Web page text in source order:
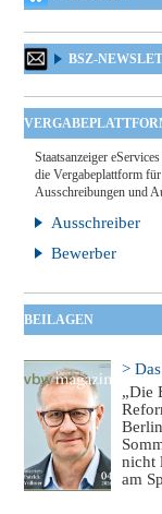
BSZ-
Staatsanzeiger eServices
die Vergabeplattform
Ausschreibungen und
Ausschreiber
Bewerber
BEILAGEN
>
„Die
nicht
am